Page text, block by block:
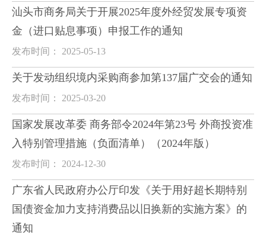
汕头市商务局关于开展2025年度外经贸发展专项资
金（进口贴息事项）申报工作的通知
发布时间： 2025-05-13
关于发动组织境内采购商参加第137届广交会的通知
发布时间： 2025-03-20
国家发展改革委 商务部令2024年第23号 外商投资准
入特别管理措施（负面清单）（2024年版）
发布时间： 2024-12-30
广东省人民政府办公厅印发《关于用好超长期特别
国债资金加力支持消费品以旧换新的实施方案》的
通知